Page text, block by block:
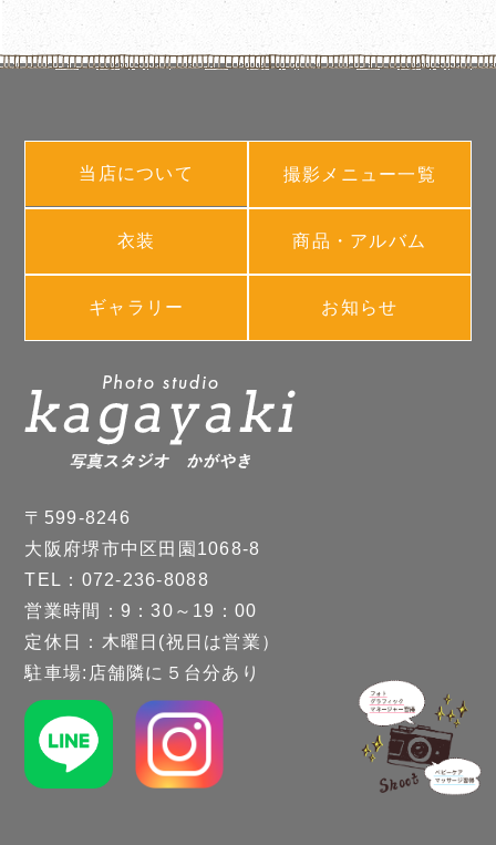
当店について 撮影メニュー一覧
衣装 商品・アルバム
ギャラリー お知らせ
〒599-8246
大阪府堺市中区田園1068-8
TEL：072-236-8088
営業時間：9：30～19：00
定休日：木曜日(祝日は営業）
駐車場:店舗隣に５台分あり